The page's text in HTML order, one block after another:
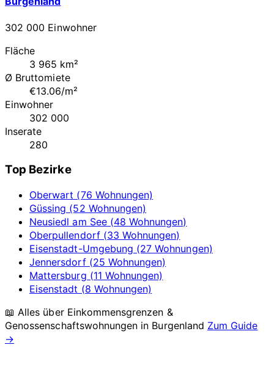
302 000 Einwohner
Fläche
3 965 km²
Ø Bruttomiete
€13.06/m²
Einwohner
302 000
Inserate
280
Top Bezirke
Oberwart (76 Wohnungen)
Güssing (52 Wohnungen)
Neusiedl am See (48 Wohnungen)
Oberpullendorf (33 Wohnungen)
Eisenstadt-Umgebung (27 Wohnungen)
Jennersdorf (25 Wohnungen)
Mattersburg (11 Wohnungen)
Eisenstadt (8 Wohnungen)
📖 Alles über Einkommensgrenzen &
Genossenschaftswohnungen in Burgenland Zum Guide
→